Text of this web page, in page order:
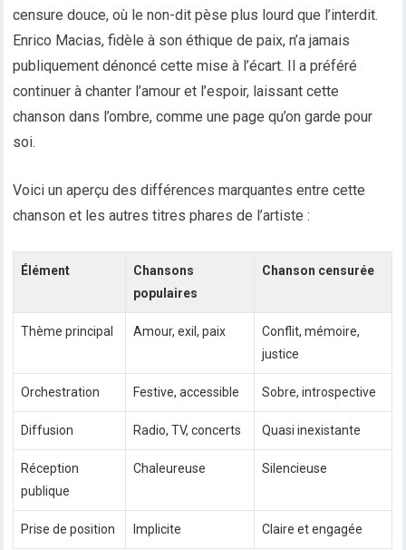
censure douce, où le non-dit pèse plus lourd que l’interdit.
Enrico Macias, fidèle à son éthique de paix, n’a jamais
publiquement dénoncé cette mise à l’écart. Il a préféré
continuer à chanter l’amour et l’espoir, laissant cette
chanson dans l’ombre, comme une page qu’on garde pour
soi.
Voici un aperçu des différences marquantes entre cette
chanson et les autres titres phares de l’artiste :
Élément
Chansons
populaires
Chanson censurée
Thème principal Amour, exil, paix
Conflit, mémoire,
justice
Orchestration Festive, accessible Sobre, introspective
Diffusion Radio, TV, concerts Quasi inexistante
Réception
publique
Chaleureuse Silencieuse
Prise de position Implicite Claire et engagée